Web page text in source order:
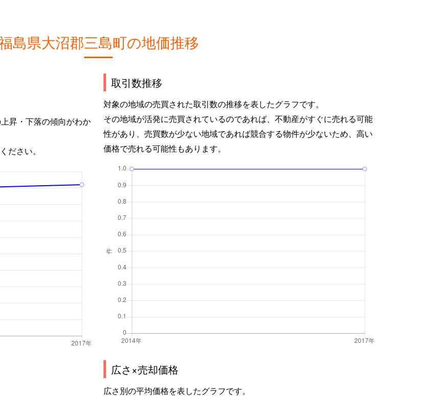
島県大沼郡三島町の地価推移
昇・下落の傾向がわか
ださい。
取引数推移
対象の地域の売買された取引数の推移を表したグラフです。
その地域が活発に売買されているのであれば、不動産がすぐに売れる可能
性があり、売買数が少ない地域であれば競合する物件が少ないため、高い
価格で売れる可能性もあります。
広さ×売却価格
広さ別の平均価格を表したグラフです。